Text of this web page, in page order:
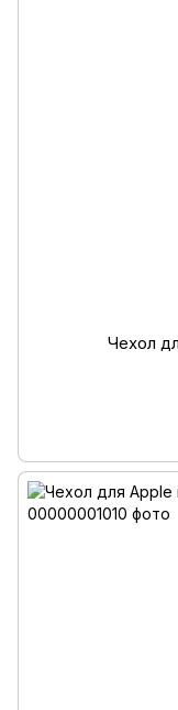
Чехол